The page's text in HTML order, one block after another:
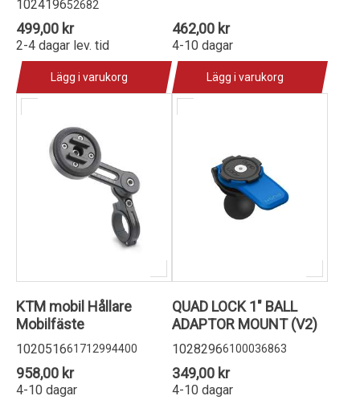
102419652682
499,00 kr
2-4 dagar lev. tid
Lägg i varukorg
462,00 kr
4-10 dagar
Lägg i varukorg
KTM mobil Hållare
Mobilfäste
102051661712994400
958,00 kr
4-10 dagar
QUAD LOCK 1" BALL
ADAPTOR MOUNT (V2)
10282966100036863
349,00 kr
4-10 dagar